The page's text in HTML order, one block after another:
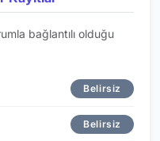
bağlantılı olduğu
Belirsiz
Belirsiz